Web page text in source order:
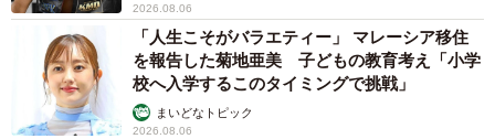
2026.08.06
「人生こそがバラエティー」 マレーシア移住
を報告した菊地亜美 子どもの教育考え「小学
校へ入学するこのタイミングで挑戦」
まいどなトピック
2026.08.06